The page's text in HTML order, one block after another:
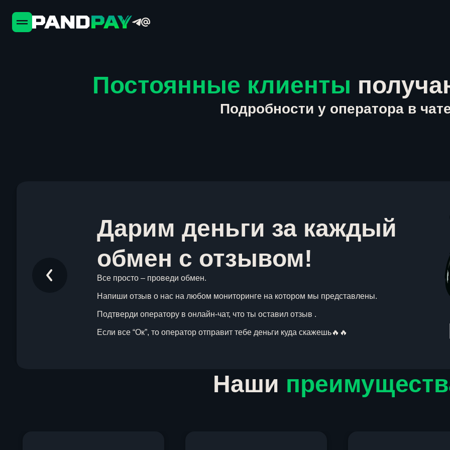
Постоянные клиенты
Подробности у оператора в
Дарим деньги за каждый
обмен с отзывом!
Все просто – проведи обмен.
Напиши отзыв о нас на любом мониторинге на котором мы представлены.
Подтверди оператору в онлайн-чат, что ты оставил отзыв .
Если все “Ок”, то оператор отправит тебе деньги куда скажешь🔥🔥
Наши